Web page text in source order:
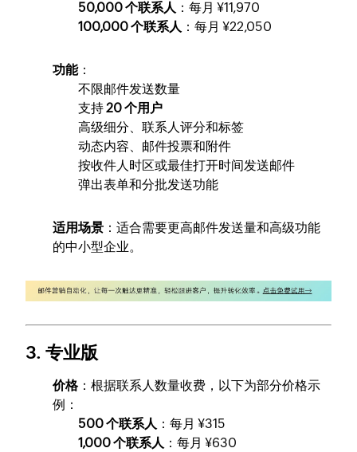
50,000 个联系人 ：每月 ¥11,970
100,000 个联系人 ：每月 ¥22,050
功能：
不限邮件发送数量
支持20 个用户
高级细分、联系人评分和标签
动态内容、邮件投票和附件
按收件人时区或最佳打开时间发送邮件
弹出表单和分批发送功能
适用场景 ：适合需要更高邮件发送量和高级功能
的中小型企业。
3. 专业版
价格：根据联系人数量收费，以下为部分价格示
例：
500 个联系人 ：每月 ¥315
1,000 个联系人 ：每月 ¥630